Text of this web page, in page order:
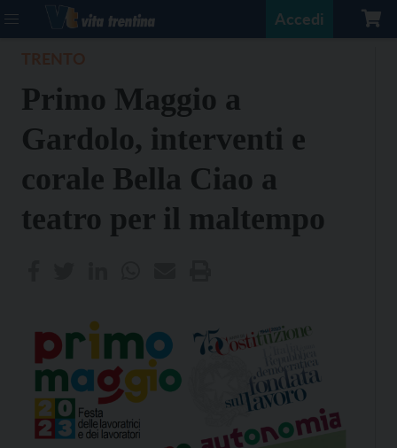
Accedi
Primo Maggio a
Gardolo, interventi e
corale Bella Ciao a
teatro per il maltempo